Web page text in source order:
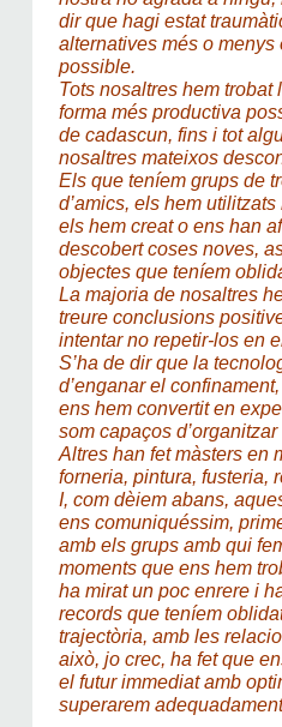
dir que hagi estat
alternatives més o
possible.
Tots nosaltres hem
forma més productiva
de cadascun, fins i tot
nosaltres mateixos
Els que teníem grups de
d’amics, els hem
els hem creat o ens han
descobert coses noves,
objectes que teníem
La majoria de nosaltres
treure conclusions
intentar no repetir-los en
S’ha de dir que la
d’enganar el
ens hem convertit en
som capaços
Altres han fet màsters en
forneria, pintura, fusteria,
I, com dèiem abans,
ens comuniquéssim,
amb els grups amb qui
moments que ens hem
ha mirat un poc enrere i
records que teníem
trajectòria, amb les
això, jo crec, ha fet que
el futur immediat amb
superarem